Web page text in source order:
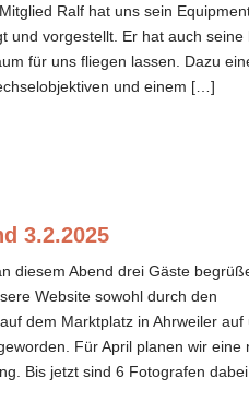
Ralf hat uns sein
und vorgestellt. Er hat auch seine
für uns fliegen lassen. Dazu
und einem […]
3.2.2025
diesem Abend drei Gäste
Website sowohl durch den
dem Marktplatz in Ahrweiler auf
Für April planen wir eine
Bis jetzt sind 6 Fotografen